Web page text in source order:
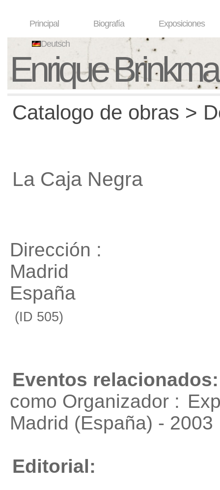
Principal Biografía Exposiciones
Deutsch
Enrique
Catalogo de obras >
La Caja Negra
Dirección :
Madrid
España
(ID 505)
Eventos relacionados:
como Organizador :
Madrid (España) - 2003
Editorial: